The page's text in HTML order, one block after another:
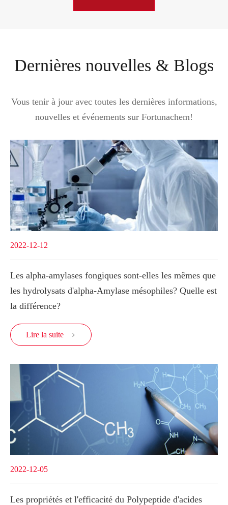
Dernières nouvelles & Blogs
Vous tenir à jour avec toutes les dernières informations,
nouvelles et événements sur Fortunachem!
2022-12-12
Les alpha-amylases fongiques sont-elles les mêmes que
les hydrolysats d'alpha-Amylase mésophiles? Quelle est
la différence?
Lire la suite 
2022-12-05
Les propriétés et l'efficacité du Polypeptide d'acides